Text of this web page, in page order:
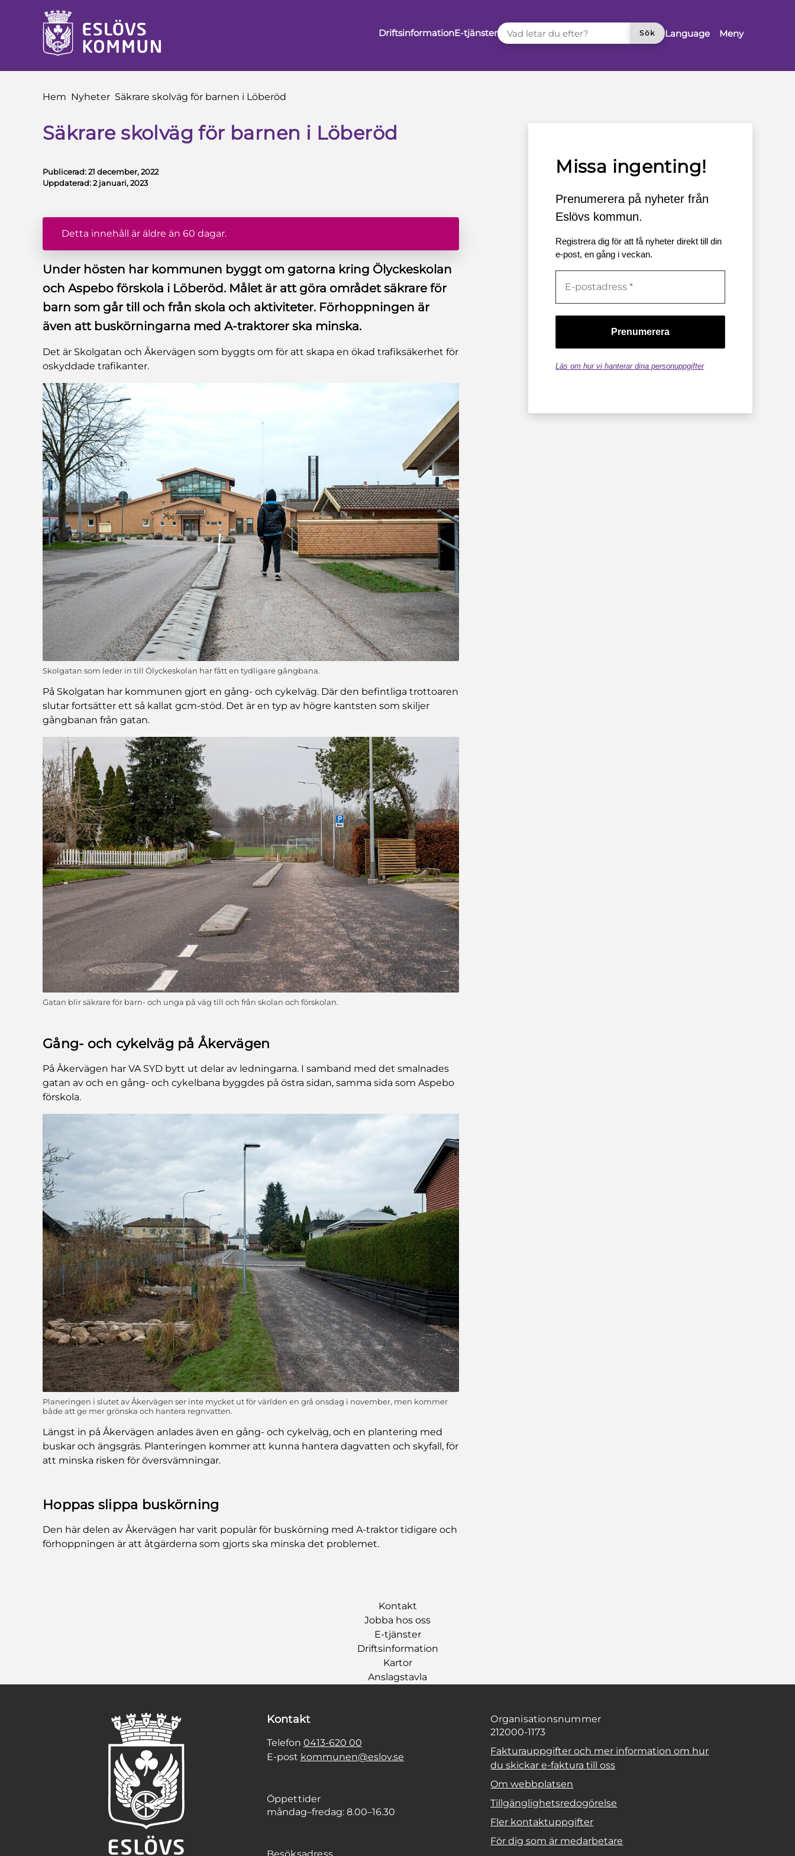
till innehåll
DriftsinformationE-tjänster
VAD LETAR DU EFTER?
Sök
Language Meny
Du är här:
Hem Nyheter Säkrare skolväg för barnen i Löberöd
Säkrare skolväg för barnen i Löberöd
Publicerad:21 december, 2022
Uppdaterad:2 januari, 2023
Detta innehåll är äldre än 60 dagar.
Under hösten har kommunen byggt om gatorna kring Ölyckeskolan
och Aspebo förskola i Löberöd. Målet är att göra området säkrare för
barn som går till och från skola och aktiviteter. Förhoppningen är
även att buskörningarna med A-traktorer ska minska.
Det är Skolgatan och Åkervägen som byggts om för att skapa en ökad trafiksäkerhet för
oskyddade trafikanter.
Skolgatan som leder in till Ölyckeskolan har fått en tydligare gångbana.
På Skolgatan har kommunen gjort en gång- och cykelväg. Där den befintliga trottoaren
slutar fortsätter ett så kallat gcm-stöd. Det är en typ av högre kantsten som skiljer
gångbanan från gatan.
Gatan blir säkrare för barn- och unga på väg till och från skolan och förskolan.
Gång- och cykelväg på Åkervägen
På Åkervägen har VA SYD bytt ut delar av ledningarna. I samband med det smalnades
gatan av och en gång- och cykelbana byggdes på östra sidan, samma sida som Aspebo
förskola.
Planeringen i slutet av Åkervägen ser inte mycket ut för världen en grå onsdag i november, men kommer
både att ge mer grönska och hantera regnvatten.
Längst in på Åkervägen anlades även en gång- och cykelväg, och en plantering med
buskar och ängsgräs. Planteringen kommer att kunna hantera dagvatten och skyfall, för
att minska risken för översvämningar.
Hoppas slippa buskörning
Den här delen av Åkervägen har varit populär för buskörning med A-traktor tidigare och
förhoppningen är att åtgärderna som gjorts ska minska det problemet.
Missa ingenting!
Prenumerera på nyheter från
Eslövs kommun.
Registrera dig för att få nyheter direkt till din
e-post, en gång i veckan.
Läs om hur vi hanterar dina personuppgifter
Kontakt
Jobba hos oss
E-tjänster
Driftsinformation
Kartor
Anslagstavla
Kontakt
Telefon 0413-620 00
E-post kommunen@eslov.se
Öppettider
måndag–fredag: 8.00–16.30
Organisationsnummer
212000-1173
Fakturauppgifter och mer information om hur
du skickar e-faktura till oss
Om webbplatsen
Tillgänglighetsredogörelse
Fler kontaktuppgifter
För dig som är medarbetare